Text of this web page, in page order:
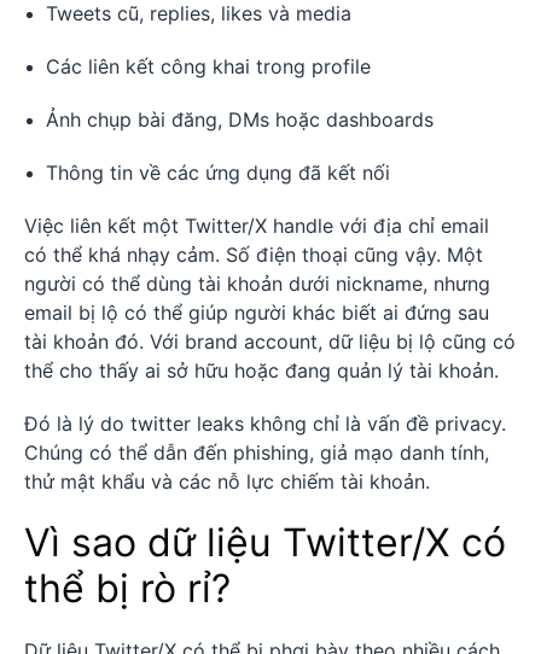
Tweets cũ, replies, likes và media
Các liên kết công khai trong profile
Ảnh chụp bài đăng, DMs hoặc dashboards
Thông tin về các ứng dụng đã kết nối
Việc liên kết một Twitter/X handle với địa chỉ email
có thể khá nhạy cảm. Số điện thoại cũng vậy. Một
người có thể dùng tài khoản dưới nickname, nhưng
email bị lộ có thể giúp người khác biết ai đứng sau
tài khoản đó. Với brand account, dữ liệu bị lộ cũng có
thể cho thấy ai sở hữu hoặc đang quản lý tài khoản.
Đó là lý do twitter leaks không chỉ là vấn đề privacy.
Chúng có thể dẫn đến phishing, giả mạo danh tính,
thử mật khẩu và các nỗ lực chiếm tài khoản.
Vì sao dữ liệu Twitter/X có
thể bị rò rỉ?